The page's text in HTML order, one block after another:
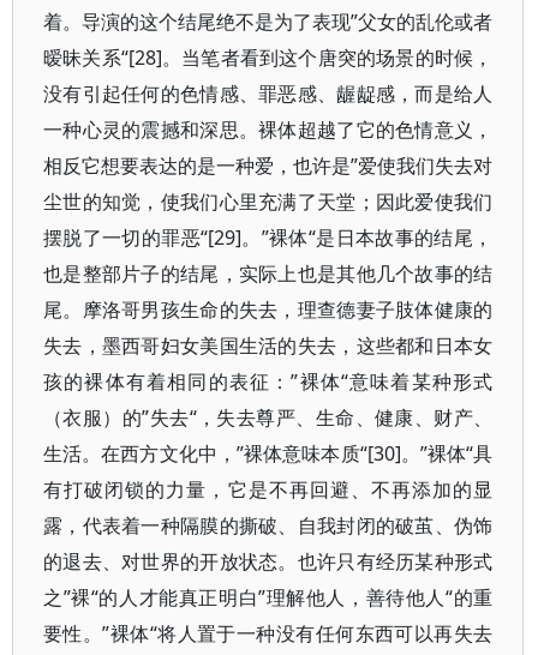
着。导演的这个结尾绝不是为了表现”父女的乱伦或者
暧昧关系“[28]。当笔者看到这个唐突的场景的时候，
没有引起任何的色情感、罪恶感、龌龊感，而是给人
一种心灵的震撼和深思。裸体超越了它的色情意义，
相反它想要表达的是一种爱，也许是”爱使我们失去对
尘世的知觉，使我们心里充满了天堂；因此爱使我们
摆脱了一切的罪恶“[29]。”裸体“是日本故事的结尾，
也是整部片子的结尾，实际上也是其他几个故事的结
尾。摩洛哥男孩生命的失去，理查德妻子肢体健康的
失去，墨西哥妇女美国生活的失去，这些都和日本女
孩的裸体有着相同的表征：”裸体“意味着某种形式
（衣服）的”失去“，失去尊严、生命、健康、财产、
生活。在西方文化中，”裸体意味本质“[30]。”裸体“具
有打破闭锁的力量，它是不再回避、不再添加的显
露，代表着一种隔膜的撕破、自我封闭的破茧、伪饰
的退去、对世界的开放状态。也许只有经历某种形式
之”裸“的人才能真正明白”理解他人，善待他人“的重
要性。”裸体“将人置于一种没有任何东西可以再失去